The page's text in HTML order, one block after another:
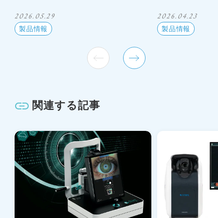
2026.05.29
製品情報
2026.04.23
製品情報
関連する記事